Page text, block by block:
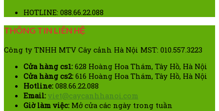
HOTLINE: 088.66.22.088
THÔNG TIN LIÊN HỆ
Công ty TNHH MTV Cây cảnh Hà Nội MST: 010.557.3223
Cửa hàng cs1: 628 Hoàng Hoa Thám, Tây Hồ, Hà Nội
Cửa hàng cs2: 616 Hoàng Hoa Thám, Tây Hồ, Hà Nội
Hotline: 088.66.22.088
Email: viet@caycanhhanoi.com
Giờ làm việc: Mở cửa các ngày trong tuần